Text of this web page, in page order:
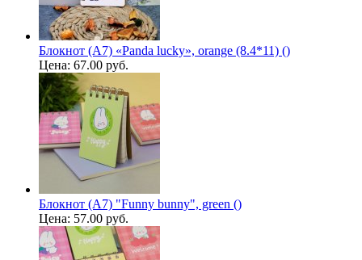
Блокнот (A7) «Panda lucky», orange (8.4*11) ()
Цена: 67.00 руб.
Блокнот (А7) "Funny bunny", green ()
Цена: 57.00 руб.